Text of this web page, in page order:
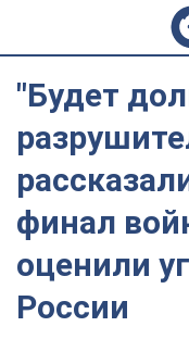
"Будет
финал
оценили
России